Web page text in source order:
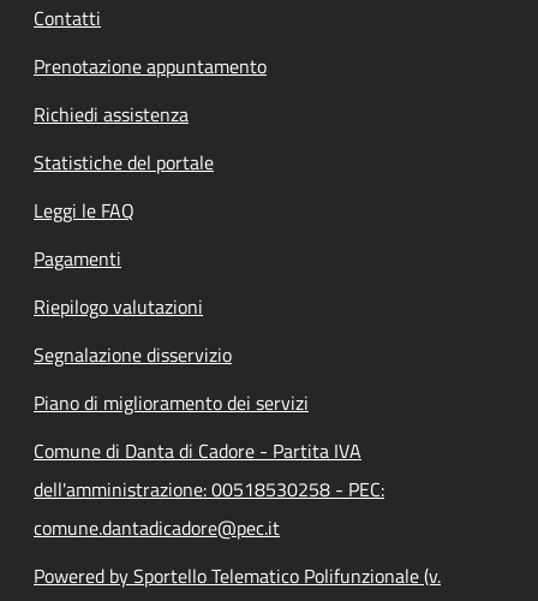
Contatti
Prenotazione appuntamento
Richiedi assistenza
Statistiche del portale
Leggi le FAQ
Pagamenti
Riepilogo valutazioni
Segnalazione disservizio
Piano di miglioramento dei servizi
Comune di Danta di Cadore - Partita IVA
dell'amministrazione: 00518530258 - PEC:
comune.dantadicadore@pec.it
Powered by Sportello Telematico Polifunzionale (v.